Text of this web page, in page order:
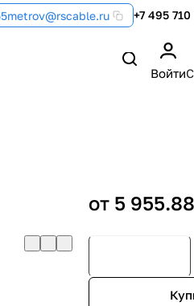
+7 495
Войти
от 5